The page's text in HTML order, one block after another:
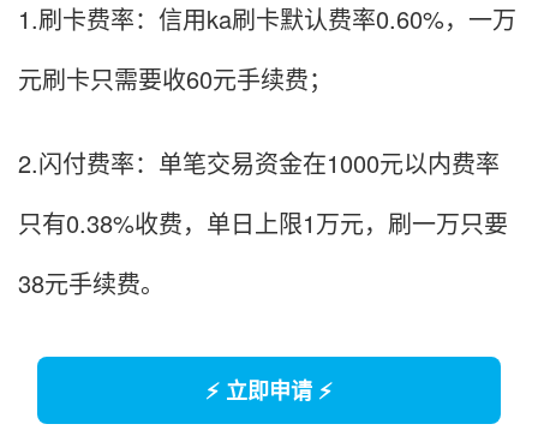
1.刷卡费率：信用ka刷卡默认费率0.60%，一万
元刷卡只需要收60元手续费；
2.闪付费率：单笔交易资金在1000元以内费率
只有0.38%收费，单日上限1万元，刷一万只要
38元手续费。
⚡ 立即申请 ⚡